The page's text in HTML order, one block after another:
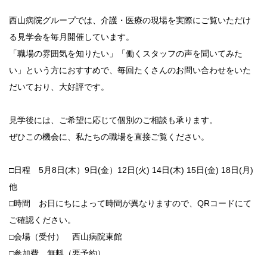
西山病院グループでは、介護・医療の現場を実際にご覧いただけ
る見学会を毎月開催しています。
「職場の雰囲気を知りたい」「働くスタッフの声を聞いてみた
い」という方におすすめで、毎回たくさんのお問い合わせをいた
だいており、大好評です。
見学後には、ご希望に応じて個別のご相談も承ります。
ぜひこの機会に、私たちの職場を直接ご覧ください。
□日程 5月8日(木）9日(金）12日(火) 14日(木) 15日(金) 18日(月)
他
□時間 お日にちによって時間が異なりますので、QRコードにて
ご確認ください。
□会場（受付） 西山病院東館